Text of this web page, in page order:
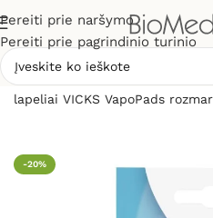
Pereiti prie naršymo
Pereiti prie pagrindinio turinio
lapeliai VICKS VapoPads
-20%